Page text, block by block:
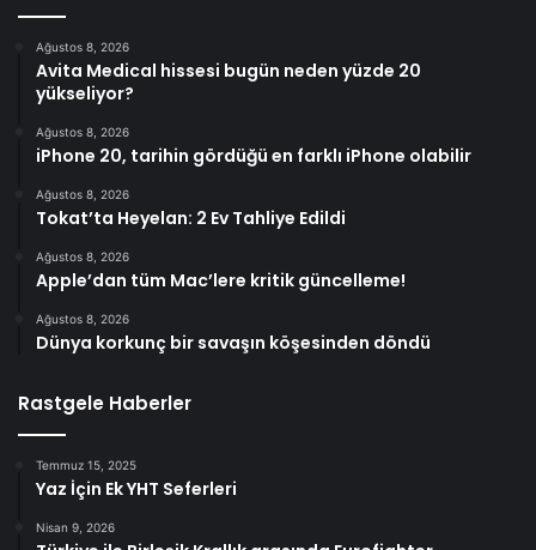
Ağustos 8, 2026
Avita Medical hissesi bugün neden yüzde 20
yükseliyor?
Ağustos 8, 2026
iPhone 20, tarihin gördüğü en farklı iPhone olabilir
Ağustos 8, 2026
Tokat’ta Heyelan: 2 Ev Tahliye Edildi
Ağustos 8, 2026
Apple’dan tüm Mac’lere kritik güncelleme!
Ağustos 8, 2026
Dünya korkunç bir savaşın köşesinden döndü
Rastgele Haberler
Temmuz 15, 2025
Yaz İçin Ek YHT Seferleri
Nisan 9, 2026